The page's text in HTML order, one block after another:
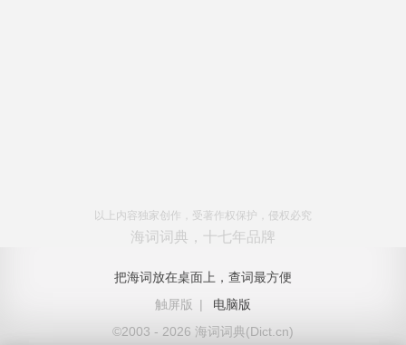
以上内容独家创作，受著作权保护，侵权必究
海词词典，十七年品牌
把海词放在桌面上，查词最方便
触屏版
|
电脑版
©2003 - 2026 海词词典(Dict.cn)